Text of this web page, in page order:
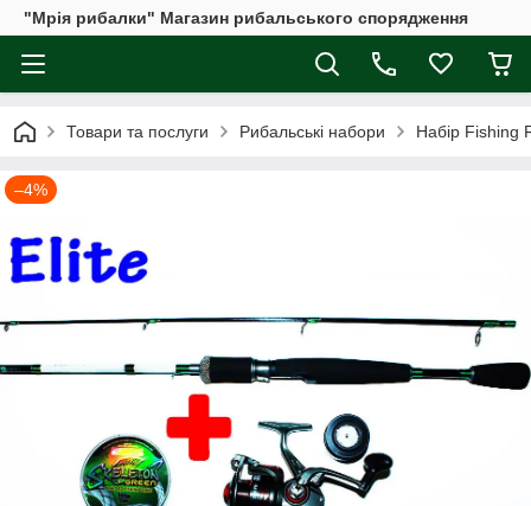
"Мрія рибалки" Магазин рибальського спорядження
Товари та послуги Рибальські набори Набір Fishing
–4%